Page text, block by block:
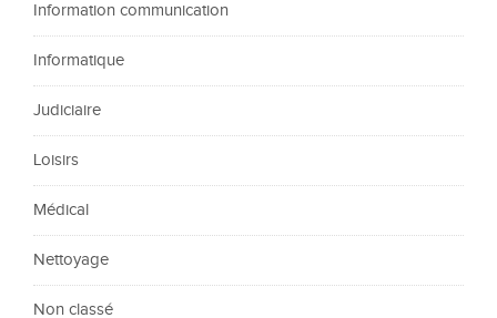
Information communication
Informatique
Judiciaire
Loisirs
Médical
Nettoyage
Non classé